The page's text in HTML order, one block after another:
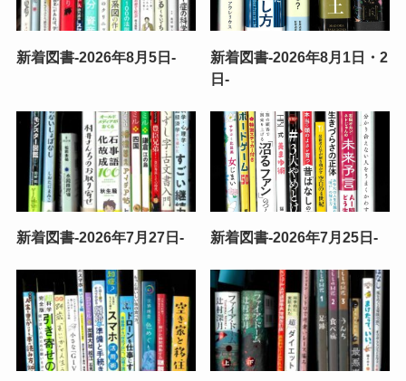
新着図書-2026年8月5日-
新着図書-2026年8月1日・2
日-
新着図書-2026年7月27日- 新着図書-2026年7月25日-